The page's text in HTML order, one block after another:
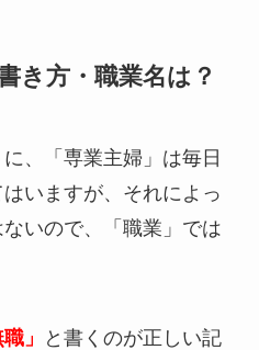
き方・職業名は？
、「専業主婦」は毎日
いますが、それによっ
いので、「職業」では
職」
と書くのが正しい記